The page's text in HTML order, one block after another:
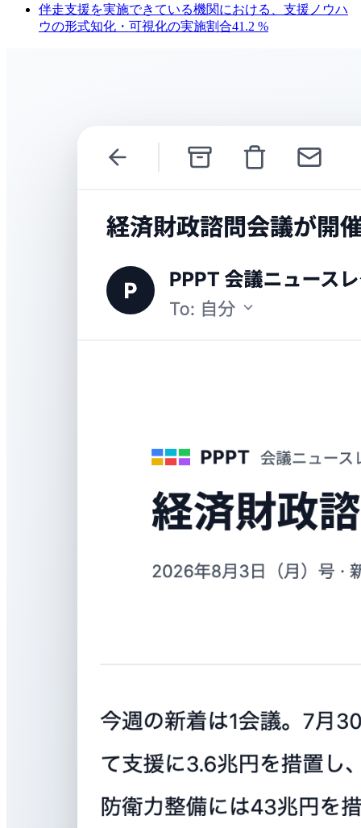
伴走支援を実施できている機関における、支援ノウハ
ウの形式知化・可視化の実施割合41.2 %